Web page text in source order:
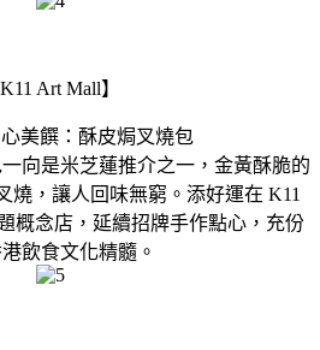
K11 Art Mall】
美饌：酥皮焗叉燒包
向是米芝蓮推介之一，金黃酥脆的
燒，讓人回味無窮。添好運在 K11
概念店，延續招牌手作點心，充份
飲食文化精髓。